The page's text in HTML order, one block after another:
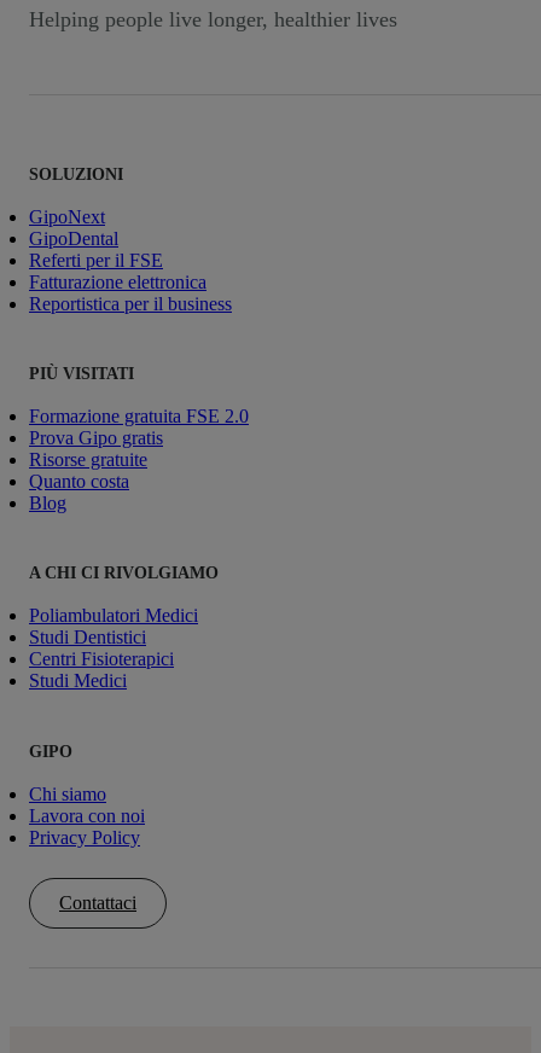
Helping people live longer, healthier lives
SOLUZIONI
GipoNext
GipoDental
Referti per il FSE
Fatturazione elettronica
Reportistica per il business
PIÙ VISITATI
Formazione gratuita FSE 2.0
Prova Gipo gratis
Risorse gratuite
Quanto costa
Blog
A CHI CI RIVOLGIAMO
Poliambulatori Medici
Studi Dentistici
Centri Fisioterapici
Studi Medici
GIPO
Chi siamo
Lavora con noi
Privacy Policy
Contattaci